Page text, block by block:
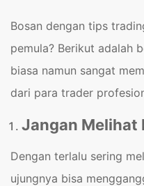
Bosan dengan tips
pemula? Berikut adalah
biasa namun sangat
dari para trader
Jangan Melihat
Dengan terlalu sering
ujungnya bisa